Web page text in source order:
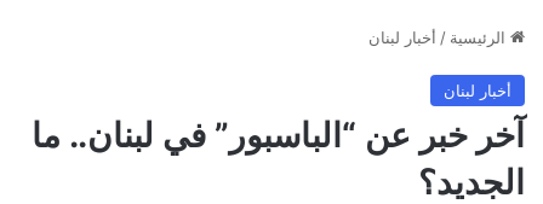
الرئيسية / أخبار لبنان
أخبار لبنان
آخر خبر عن “الباسبور” في لبنان.. ما
الجديد؟